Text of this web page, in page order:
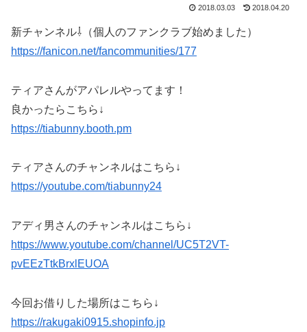
2018.03.03 2018.04.20
新チャンネル⇩（個人のファンクラブ始めました）
https://fanicon.net/fancommunities/177
ティアさんがアパレルやってます！
良かったらこちら↓
https://tiabunny.booth.pm
ティアさんのチャンネルはこちら↓
https://youtube.com/tiabunny24
アディ男さんのチャンネルはこちら↓
https://www.youtube.com/channel/UC5T2VT-
pvEEzTtkBrxlEUOA
今回お借りした場所はこちら↓
https://rakugaki0915.shopinfo.jp